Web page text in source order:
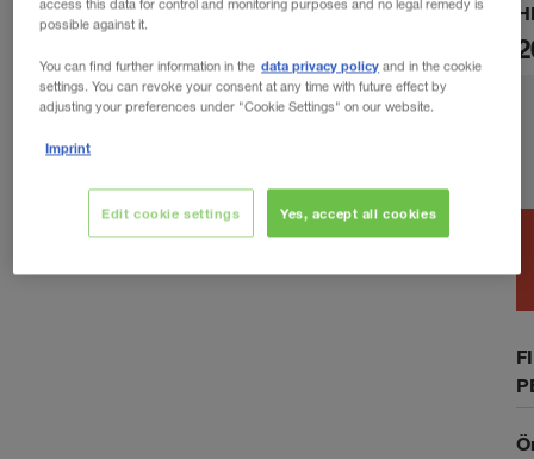
access this data for control and monitoring purposes and no legal remedy is
possible against it.
You can find further information in the data privacy policy and in the cookie
settings. You can revoke your consent at any time with future effect by
adjusting your preferences under "Cookie Settings" on our website.
Imprint
Yes, accept all cookies
Edit cookie settings